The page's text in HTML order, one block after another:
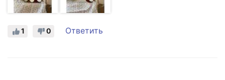
0
1 Ответить